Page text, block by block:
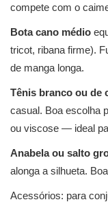
compete com o
Bota cano médio
tricot, ribana firme).
de manga longa.
Tênis branco ou de
casual. Boa escolha
ou viscose — ideal
Anabela ou salto
alonga a silhueta.
Acessórios: para